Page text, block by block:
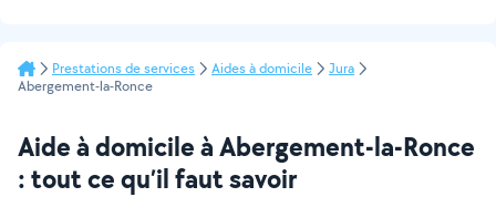
Prestations de services Aides à domicile
Jura
Abergement-la-Ronce
Aide à domicile à Abergement-la-Ronce
: tout ce qu’il faut savoir